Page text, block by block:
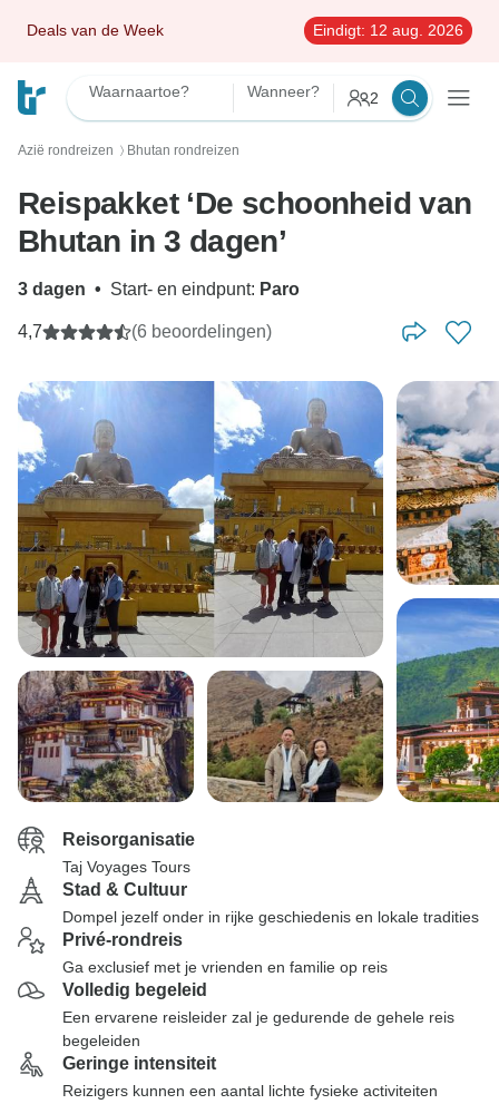
Deals van de Week Eindigt: 12 aug. 2026
Waarnaartoe? Wanneer? 2
Azië rondreizen 〉 Bhutan rondreizen
Reispakket ‘De schoonheid van
Bhutan in 3 dagen’
3 dagen • Start- en eindpunt: Paro
4,7 (6 beoordelingen)
Reisorganisatie
Taj Voyages Tours
Stad & Cultuur
Dompel jezelf onder in rijke geschiedenis en lokale tradities
Privé-rondreis
Ga exclusief met je vrienden en familie op reis
Volledig begeleid
Een ervarene reisleider zal je gedurende de gehele reis
begeleiden
Geringe intensiteit
Reizigers kunnen een aantal lichte fysieke activiteiten